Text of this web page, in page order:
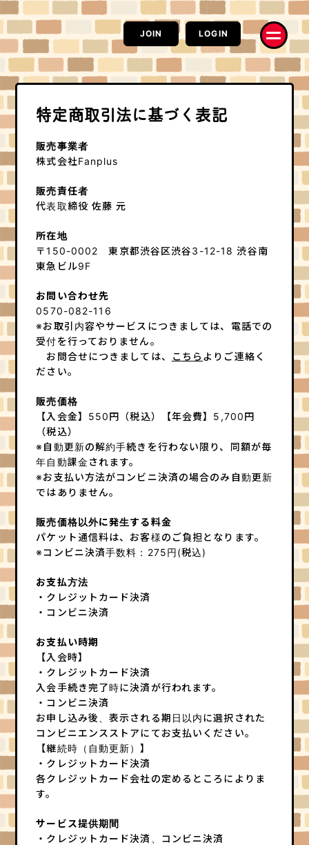
JOIN LOGIN
Information
MOVIE
電波鼠 はみだしネズミ情熱系
モルモットの部屋
実験室
HOME
特定商取引法に基づく表記
販売事業者
株式会社Fanplus
販売責任者
代表取締役 佐藤 元
所在地
〒150-0002 東京都渋谷区渋谷3-12-18 渋谷南
東急ビル9F
お問い合わせ先
0570-082-116
※お取引内容やサービスにつきましては、電話での
受付を行っておりません。
お問合せにつきましては、
こちら よりご連絡く
ださい。
販売価格
【入会金】550円（税込）【年会費】5,700円
（税込）
※自動更新の解約手続きを行わない限り、同額が毎
年自動課金されます。
※お支払い方法がコンビニ決済の場合のみ自動更新
ではありません。
販売価格以外に発生する料金
パケット通信料は、お客様のご負担となります。
※コンビニ決済手数料：275円(税込)
お支払方法
・クレジットカード決済
・コンビニ決済
お支払い時期
【入会時】
・クレジットカード決済
入会手続き完了時に決済が行われます。
・コンビニ決済
お申し込み後、表示される期日以内に選択された
コンビニエンスストアにてお支払いください。
【継続時（自動更新）】
・クレジットカード決済
各クレジットカード会社の定めるところによりま
す。
サービス提供期間
・クレジットカード決済、コンビニ決済